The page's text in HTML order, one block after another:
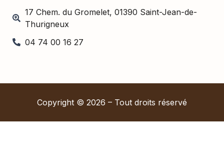
17 Chem. du Gromelet, 01390 Saint-Jean-de-
Thurigneux
04 74 00 16 27
Copyright © 2026 – Tout droits réservé